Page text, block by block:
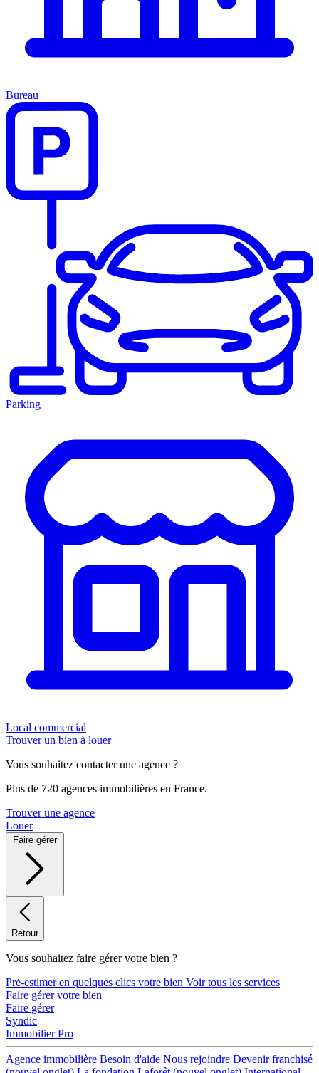
Bureau
Parking
Local commercial
Trouver un bien à louer
Vous souhaitez contacter une agence ?
Plus de 720 agences immobilières en France.
Trouver une agence
Louer
Faire gérer
Retour
Vous souhaitez faire gérer votre bien ?
Pré-estimer en quelques clics votre bien Voir tous les services
Faire gérer votre bien
Faire gérer
Syndic
Immobilier Pro
Agence immobilière Besoin d'aide Nous rejoindre Devenir franchisé